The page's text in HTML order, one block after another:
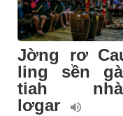
Jờng rơ
ling sền
tiah
lơgar